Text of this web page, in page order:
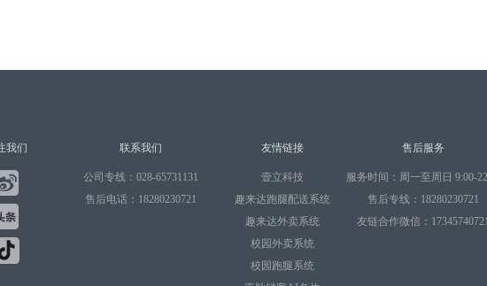
我们 联系我们
公司专线：028-65731131
售后电话：18280230721
友情链接
壹立科技
趣来达跑腿配送系统
趣来达外卖系统
校园外卖系统
校园跑腿系统
售后服务
服务时间：周一至周日 9:00-
售后专线：18280230721
友链合作微信：